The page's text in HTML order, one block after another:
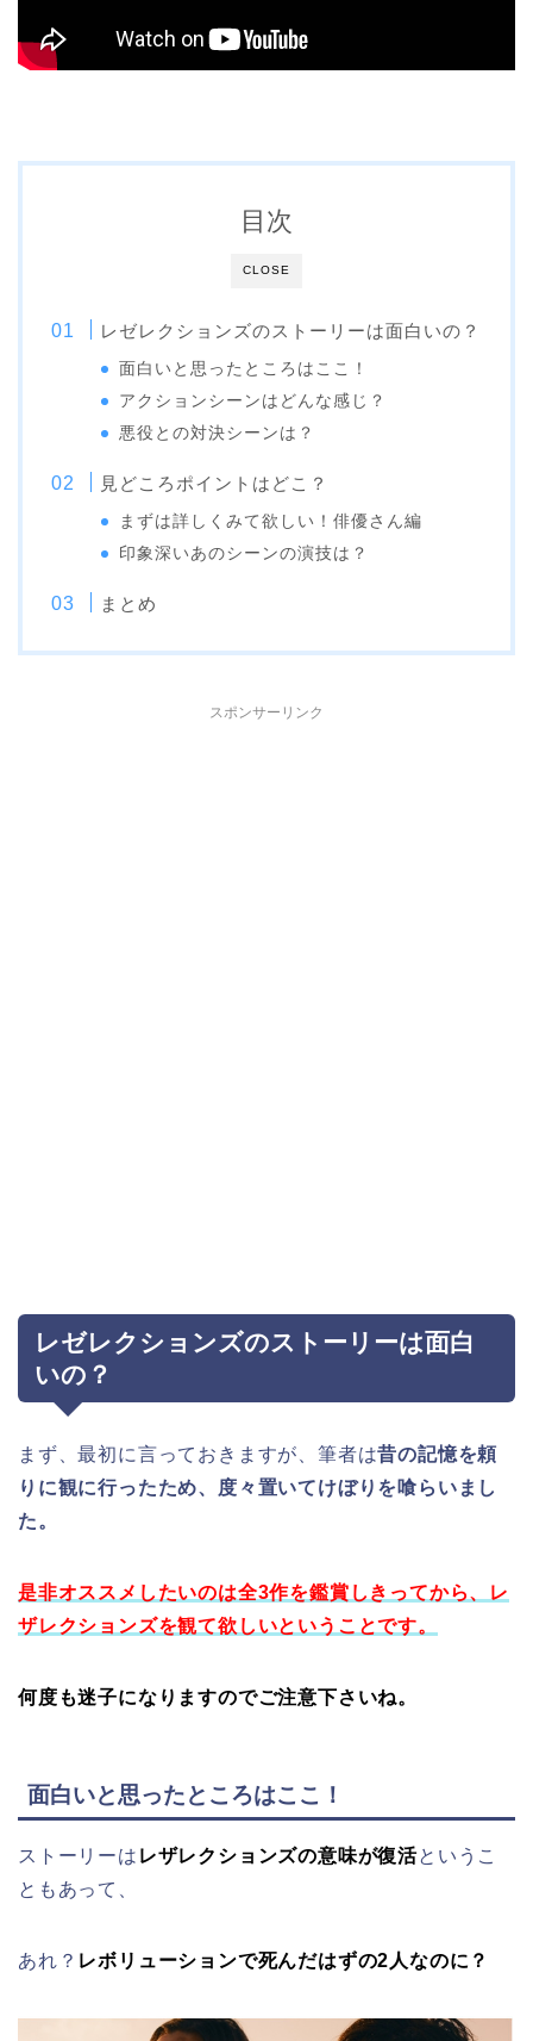
CLOSE
目次
レゼレクションズのストーリーは面白いの？
面白いと思ったところはここ！
アクションシーンはどんな感じ？
悪役との対決シーンは？
見どころポイントはどこ？
まずは詳しくみて欲しい！俳優さん編
印象深いあのシーンの演技は？
まとめ
スポンサーリンク
レゼレクションズのストーリーは面白
いの？
まず、最初に言っておきますが、筆者は昔の記憶を頼
りに観に行ったため、度々置いてけぼりを喰らいまし
た。
是非オススメしたいのは全3作を鑑賞しきってから、レ
ザレクションズを観て欲しいということです。
何度も迷子になりますのでご注意下さいね。
面白いと思ったところはここ！
ストーリーは レザレクションズの意味が復活というこ
ともあって、
あれ？ レボリューションで死んだはずの2人なのに？